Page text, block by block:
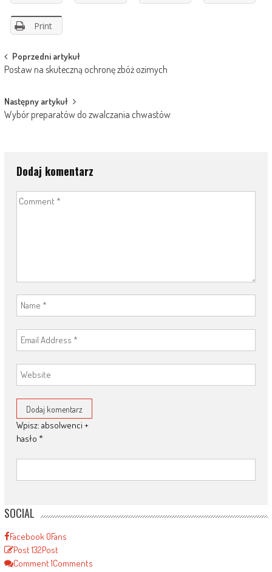
Print
Post
navigation
Poprzedni artykuł
Postaw na skuteczną ochronę zbóż ozimych
Następny artykuł
Wybór preparatów do zwalczania chwastów
Dodaj komentarz
Wpisz: absolwenci +
hasło *
SOCIAL
Facebook 0Fans
Post132Post
Comment1Comments